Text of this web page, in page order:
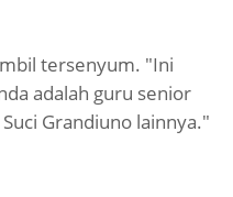
tersenyum. "Ini
adalah guru senior
Grandiuno lainnya."